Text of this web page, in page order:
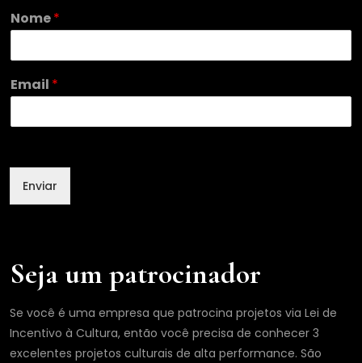
*
N
m
E
a
Nome*
Email *
Enviar
Seja um patrocinador
Se você é uma empresa que patrocina projetos via Lei de
Incentivo à Cultura, então você precisa de conhecer 3
excelentes projetos culturais de alta performance. São